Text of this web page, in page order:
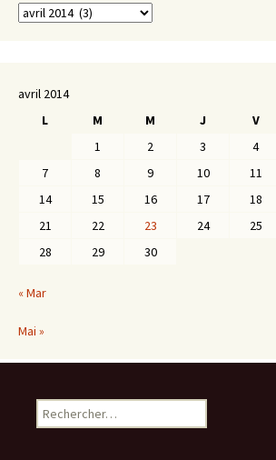
Archives
avril 2014
L
M M J V
1
2 3 4
7
8 9 10 11
14
15 16 17 18
21
22 23 24 25
28
29 30
« Mar
Mai »
Rechercher :